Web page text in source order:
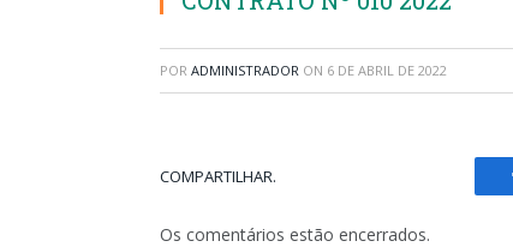
POR ADMINISTRADOR ON 6 DE ABRIL DE 2022
COMPARTILHAR.
Os comentários estão encerrados.